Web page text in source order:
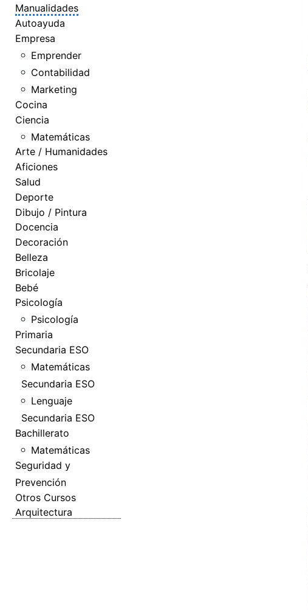
Manualidades
Autoayuda
Empresa
Emprender
Contabilidad
Marketing
Cocina
Ciencia
Matemáticas
Arte / Humanidades
Aficiones
Salud
Deporte
Dibujo / Pintura
Docencia
Decoración
Belleza
Bricolaje
Bebé
Psicología
Psicología
Primaria
Secundaria ESO
Matemáticas
Secundaria ESO
Lenguaje
Secundaria ESO
Bachillerato
Matemáticas
Seguridad y
Prevención
Otros Cursos
Arquitectura